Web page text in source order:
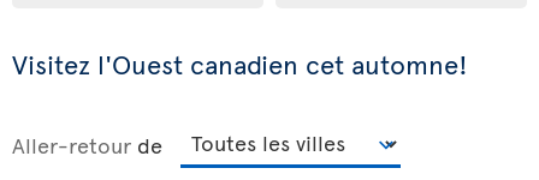
Visitez l'Ouest canadien cet automne!
Aller-retour de